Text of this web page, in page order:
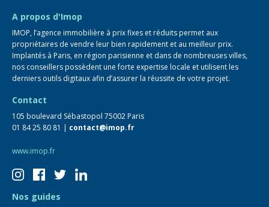
A propos d'Imop
IMOP, l’agence immobilière à prix fixes et réduits permet aux
propriétaires de vendre leur bien rapidement et au meilleur prix.
Implantés à Paris, en région parisienne et dans de nombreuses villes,
nos conseillers possèdent une forte expertise locale et utilisent les
derniers outils digitaux afin d’assurer la réussite de votre projet.
Contact
105 boulevard Sébastopol 75002 Paris
01 84 25 80 81 | contact@imop.fr
www.imop.fr
Nos guides